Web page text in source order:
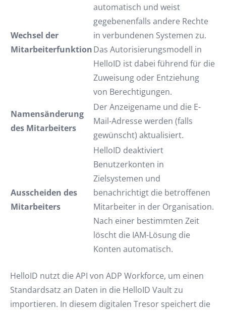
Wechsel der
Mitarbeiterfunktion
automatisch und weist
gegebenenfalls andere Rechte
in verbundenen Systemen zu.
Das Autorisierungsmodell in
HelloID ist dabei führend für die
Zuweisung oder Entziehung
von Berechtigungen.
Namensänderung
des Mitarbeiters
Der Anzeigename und die E-
Mail-Adresse werden (falls
gewünscht) aktualisiert.
Ausscheiden des
Mitarbeiters
HelloID deaktiviert
Benutzerkonten in
Zielsystemen und
benachrichtigt die betroffenen
Mitarbeiter in der Organisation.
Nach einer bestimmten Zeit
löscht die IAM-Lösung die
Konten automatisch.
HelloID nutzt die API von ADP Workforce, um einen
Standardsatz an Daten in die HelloID Vault zu
importieren. In diesem digitalen Tresor speichert die